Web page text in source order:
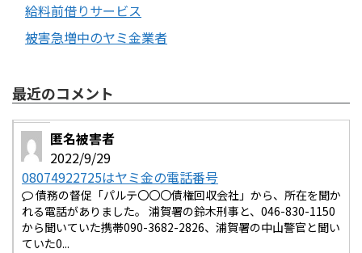
給料前借りサービス
被害急増中のヤミ金業者
最近のコメント
匿名被害者
2022/9/29
08074922725はヤミ金の電話番号
債務の督促「パルテ〇〇〇債権回収会社」から、所在を聞か
れる電話がありました。 浦賀署の鈴木刑事と、046-830-1150
から聞いていた携帯090-3682-2826、浦賀署の中山警官と聞い
ていた0...